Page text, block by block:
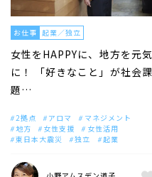
お仕事 起業／独立
女性をHAPPYに、地方を元気
に！ 「好きなこと」が社会課
題…
2拠点 アロマ
マネジメント
地方
女性支援
女性活用
東日本大震災
独立 起業